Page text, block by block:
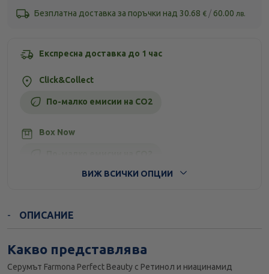
Безплатна доставка за поръчки над 30.68 € / 60.00 лв.
Експресна доставка до 1 час
Click&Collect
По-малко емисии на CO2
Box Now
ВИЖ ВСИЧКИ ОПЦИИ
ОПИСАНИЕ
Какво представлява
Серумът Farmona Perfect Beauty с Ретинол и ниацинамид